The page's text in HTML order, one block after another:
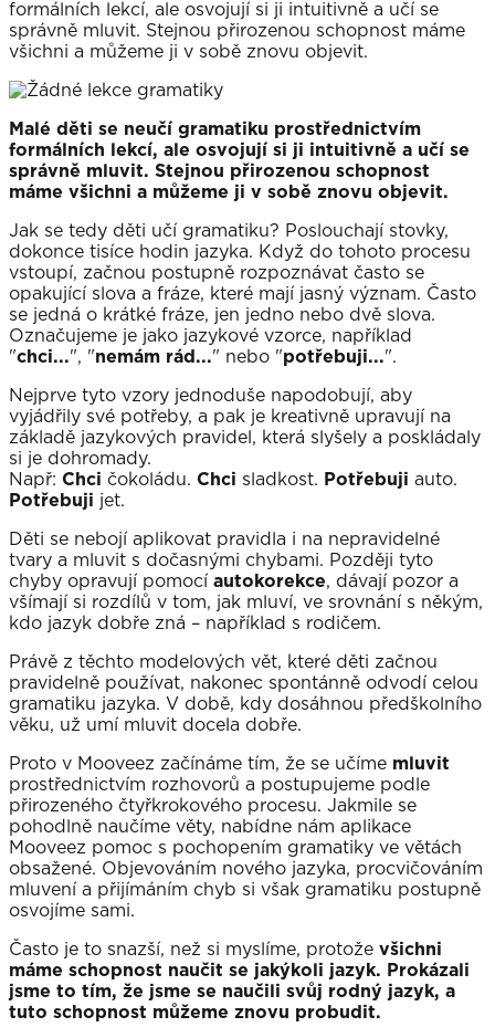
formálních lekcí, ale osvojují si ji intuitivně a učí se
správně mluvit. Stejnou přirozenou schopnost máme
všichni a můžeme ji v sobě znovu objevit.
Malé děti se neučí gramatiku prostřednictvím
formálních lekcí, ale osvojují si ji intuitivně a učí se
správně mluvit. Stejnou přirozenou schopnost
máme všichni a můžeme ji v sobě znovu objevit.
Jak se tedy děti učí gramatiku? Poslouchají stovky,
dokonce tisíce hodin jazyka. Když do tohoto procesu
vstoupí, začnou postupně rozpoznávat často se
opakující slova a fráze, které mají jasný význam. Často
se jedná o krátké fráze, jen jedno nebo dvě slova.
Označujeme je jako jazykové vzorce, například
"chci...", "nemám rád..." nebo "potřebuji...".
Nejprve tyto vzory jednoduše napodobují, aby
vyjádřily své potřeby, a pak je kreativně upravují na
základě jazykových pravidel, která slyšely a poskládaly
si je dohromady.
Např: Chci čokoládu. Chci sladkost. Potřebuji auto.
Potřebuji jet.
Děti se nebojí aplikovat pravidla i na nepravidelné
tvary a mluvit s dočasnými chybami. Později tyto
chyby opravují pomocí autokorekce, dávají pozor a
všímají si rozdílů v tom, jak mluví, ve srovnání s někým,
kdo jazyk dobře zná – například s rodičem.
Právě z těchto modelových vět, které děti začnou
pravidelně používat, nakonec spontánně odvodí celou
gramatiku jazyka. V době, kdy dosáhnou předškolního
věku, už umí mluvit docela dobře.
Proto v Mooveez začínáme tím, že se učíme mluvit
prostřednictvím rozhovorů a postupujeme podle
přirozeného čtyřkrokového procesu. Jakmile se
pohodlně naučíme věty, nabídne nám aplikace
Mooveez pomoc s pochopením gramatiky ve větách
obsažené. Objevováním nového jazyka, procvičováním
mluvení a přijímáním chyb si však gramatiku postupně
osvojíme sami.
Často je to snazší, než si myslíme, protože všichni
máme schopnost naučit se jakýkoli jazyk. Prokázali
jsme to tím, že jsme se naučili svůj rodný jazyk, a
tuto schopnost můžeme znovu probudit.